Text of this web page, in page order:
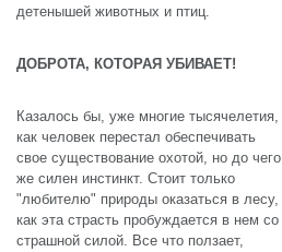
детенышей животных и птиц.
ДОБРОТА, КОТОРАЯ УБИВАЕТ!
Казалось бы, уже многие тысячелетия,
как человек перестал обеспечивать
свое существование охотой, но до чего
же силен инстинкт. Стоит только
"любителю" природы оказаться в лесу,
как эта страсть пробуждается в нем со
страшной силой. Все что ползает,